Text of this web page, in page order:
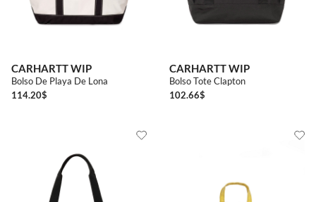
CARHARTT WIP
Bolso De Playa De Lona
114.20$
CARHARTT WIP
Bolso Tote Clapton
102.66$